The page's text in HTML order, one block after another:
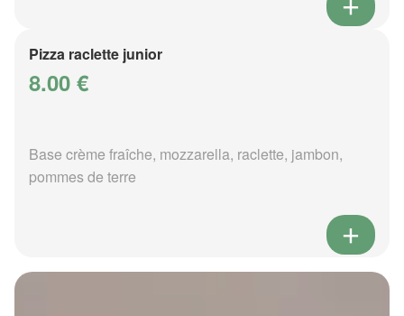
Pizza raclette junior
8.00 €
Base crème fraîche, mozzarella, raclette, jambon,
pommes de terre